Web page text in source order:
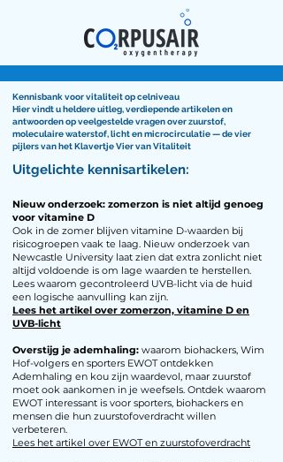
Kennisbank voor vitaliteit op celniveau
Hier vindt u heldere uitleg, verdiepende artikelen en
antwoorden op veelgestelde vragen over zuurstof,
moleculaire waterstof, licht en microcirculatie — de vier
pijlers van het Klavertje Vier van Vitaliteit
Uitgelichte kennisartikelen:
Nieuw onderzoek: zomerzon is niet altijd genoeg
voor vitamine D
Ook in de zomer blijven vitamine D-waarden bij
risicogroepen vaak te laag. Nieuw onderzoek van
Newcastle University laat zien dat extra zonlicht niet
altijd voldoende is om lage waarden te herstellen.
Lees waarom gecontroleerd UVB-licht via de huid
een logische aanvulling kan zijn.
Lees het artikel over zomerzon, vitamine D en
UVB-licht
Overstijg je ademhaling: waarom biohackers, Wim
Hof-volgers en sporters EWOT ontdekken
Ademhaling en kou zijn waardevol, maar zuurstof
moet ook aankomen in je weefsels. Ontdek waarom
EWOT interessant is voor sporters, biohackers en
mensen die hun zuurstofoverdracht willen
verbeteren.​
Lees het artikel over EWOT en zuurstofoverdracht